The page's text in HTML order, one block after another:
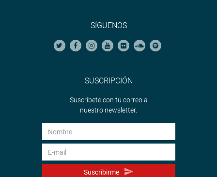
SÍGUENOS
SUSCRIPCIÓN
Suscríbete con tu correo a
nuestro newsletter.
Suscribirme